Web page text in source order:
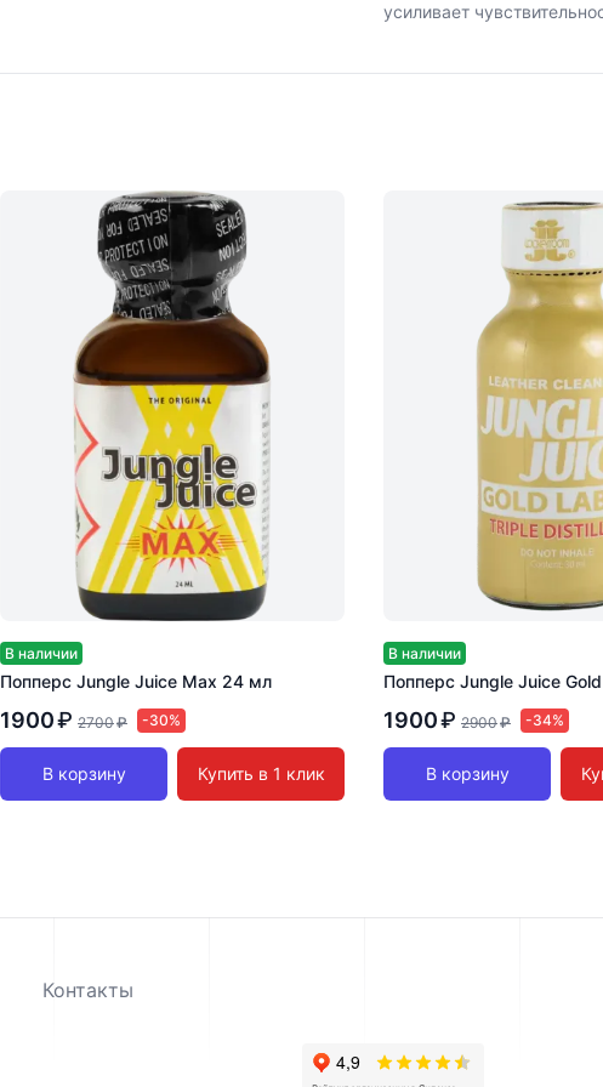
усиливает
В наличии
Попперс Jungle Juice Max 24 мл
1900₽ 2700₽ -30%
В корзину Купить в 1 клик
В наличии
Попперс Jungle Juice
1900₽ 2900₽ -34%
В корзину
Контакты